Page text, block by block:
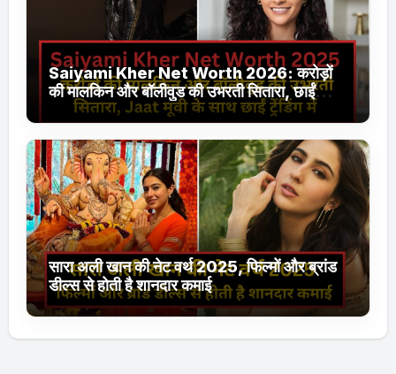
Saiyami Kher Net Worth 2026: करोड़ों
की मालकिन और बॉलीवुड की उभरती सितारा, छाईं
ट्रेंडिंग में
सारा अली खान की नेट वर्थ 2025, फिल्मों और ब्रांड
डील्स से होती है शानदार कमाई